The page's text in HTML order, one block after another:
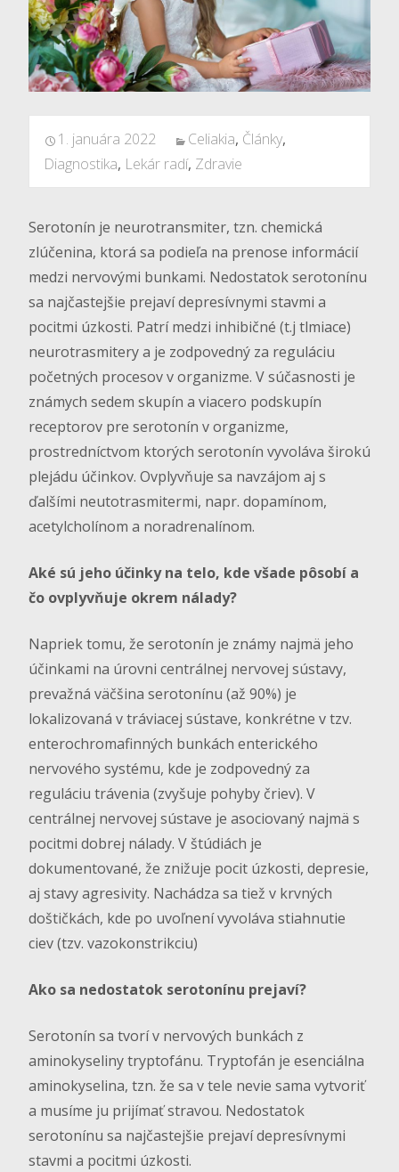
1. januára 2022 Celiakia, Články,
Diagnostika, Lekár radí, Zdravie
Serotonín je neurotransmiter, tzn. chemická
zlúčenina, ktorá sa podieľa na prenose informácií
medzi nervovými bunkami. Nedostatok serotonínu
sa najčastejšie prejaví depresívnymi stavmi a
pocitmi úzkosti. Patrí medzi inhibičné (t.j tlmiace)
neurotrasmitery a je zodpovedný za reguláciu
početných procesov v organizme. V súčasnosti je
známych sedem skupín a viacero podskupín
receptorov pre serotonín v organizme,
prostredníctvom ktorých serotonín vyvoláva širokú
plejádu účinkov. Ovplyvňuje sa navzájom aj s
ďalšími neutotrasmitermi, napr. dopamínom,
acetylcholínom a noradrenalínom.
Aké sú jeho účinky na telo, kde všade pôsobí a
čo ovplyvňuje okrem nálady?
Napriek tomu, že serotonín je známy najmä jeho
účinkami na úrovni centrálnej nervovej sústavy,
prevažná väčšina serotonínu (až 90%) je
lokalizovaná v tráviacej sústave, konkrétne v tzv.
enterochromafinných bunkách enterického
nervového systému, kde je zodpovedný za
reguláciu trávenia (zvyšuje pohyby čriev). V
centrálnej nervovej sústave je asociovaný najmä s
pocitmi dobrej nálady. V štúdiách je
dokumentované, že znižuje pocit úzkosti, depresie,
aj stavy agresivity. Nachádza sa tiež v krvných
doštičkách, kde po uvoľnení vyvoláva stiahnutie
ciev (tzv. vazokonstrikciu)
Ako sa nedostatok serotonínu prejaví?
Serotonín sa tvorí v nervových bunkách z
aminokyseliny tryptofánu. Tryptofán je esenciálna
aminokyselina, tzn. že sa v tele nevie sama vytvoriť
a musíme ju prijímať stravou. Nedostatok
serotonínu sa najčastejšie prejaví depresívnymi
stavmi a pocitmi úzkosti.